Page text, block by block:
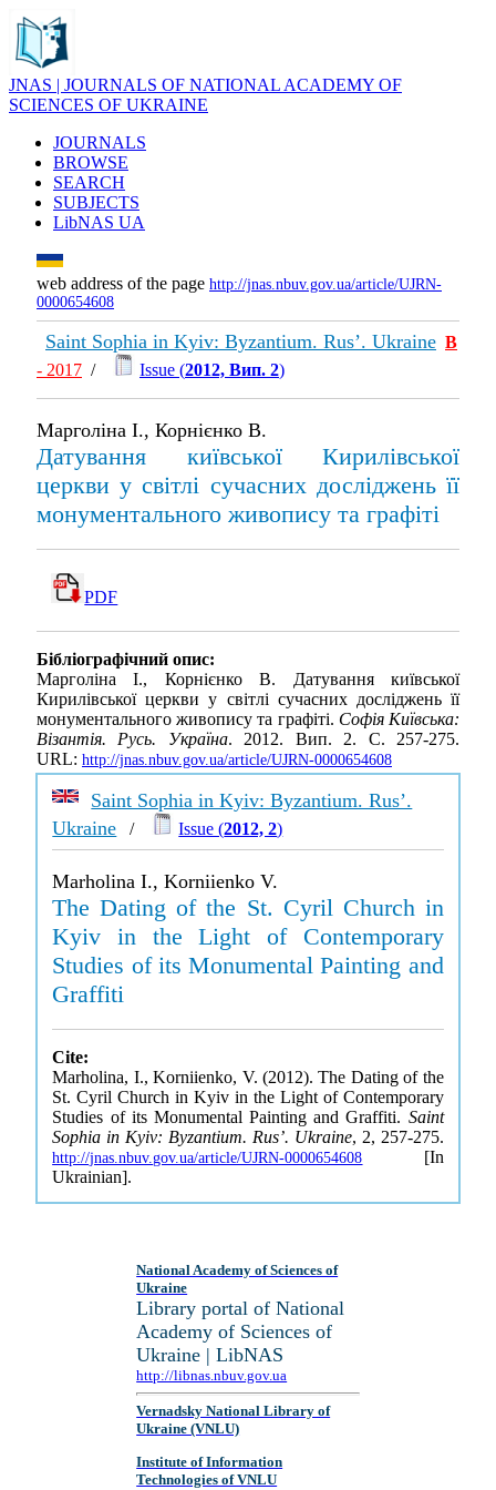
JNAS | JOURNALS OF NATIONAL ACADEMY OF
SCIENCES OF UKRAINE
JOURNALS
BROWSE
SEARCH
SUBJECTS
LibNAS UA
web address of the page http://jnas.nbuv.gov.ua/article/UJRN-
0000654608
Saint Sophia in Kyiv: Byzantium. Rus’. Ukraine В
- 2017 / Issue (2012, Вип. 2)
Марголіна І., Корнієнко В.
Датування київської Кирилівської
церкви у світлі сучасних досліджень її
монументального живопису та графіті
PDF
Бібліографічний опис:
Марголіна І., Корнієнко В. Датування київської
Кирилівської церкви у світлі сучасних досліджень її
монументального живопису та графіті. Софія Київська:
Візантія. Русь. Україна. 2012. Вип. 2. С. 257-275.
URL: http://jnas.nbuv.gov.ua/article/UJRN-0000654608
Saint Sophia in Kyiv: Byzantium. Rus’.
Ukraine / Issue (2012, 2)
Marholina I., Korniienko V.
The Dating of the St. Cyril Church in
Kyiv in the Light of Contemporary
Studies of its Monumental Painting and
Graffiti
Cite:
Marholina, I., Korniienko, V. (2012). The Dating of the
St. Cyril Church in Kyiv in the Light of Contemporary
Studies of its Monumental Painting and Graffiti. Saint
Sophia in Kyiv: Byzantium. Rus’. Ukraine, 2, 257-275.
http://jnas.nbuv.gov.ua/article/UJRN-0000654608 [In
Ukrainian].
National Academy of Sciences of
Ukraine
Library portal of National
Academy of Sciences of
Ukraine | LibNAS
http://libnas.nbuv.gov.ua
Vernadsky National Library of
Ukraine (VNLU)
Institute of Information
Technologies of VNLU